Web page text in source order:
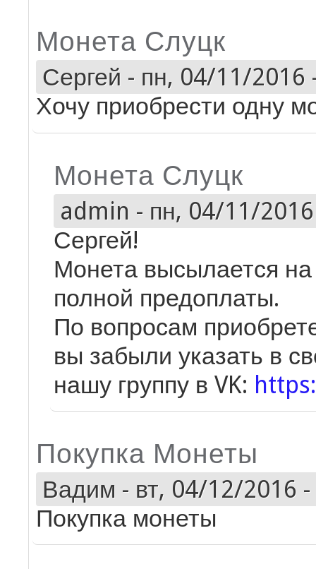
Монета Слуцк
Сергей - пн, 04/11/2016
Хочу приобрести одну
Монета Слуцк
admin - пн, 04/11/
Сергей!
Монета высылается
полной предоплаты.
По вопросам
вы забыли указать в
нашу группу в VK:
Покупка Монеты
Вадим - вт, 04/12/2016
Покупка монеты